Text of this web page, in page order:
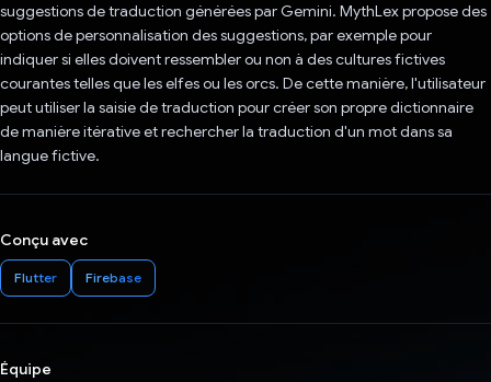
suggestions de traduction générées par Gemini. MythLex propose des
options de personnalisation des suggestions, par exemple pour
indiquer si elles doivent ressembler ou non à des cultures fictives
courantes telles que les elfes ou les orcs. De cette manière, l'utilisateur
peut utiliser la saisie de traduction pour créer son propre dictionnaire
de manière itérative et rechercher la traduction d'un mot dans sa
langue fictive.
Conçu avec
Flutter Firebase
Équipe